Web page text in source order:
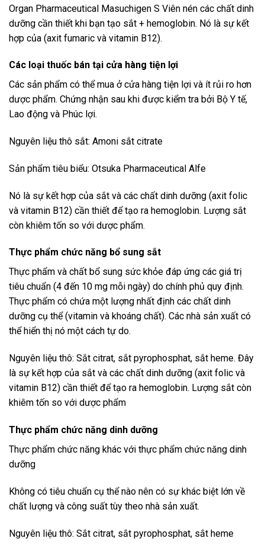
Organ Pharmaceutical Masuchigen S Viên nén các chất dinh
dưỡng cần thiết khi bạn tạo sắt + hemoglobin. Nó là sự kết
hợp của (axit fumaric và vitamin B12).
Các loại thuốc bán tại cửa hàng tiện lợi
Các sản phẩm có thể mua ở cửa hàng tiện lợi và ít rủi ro hơn
dược phẩm. Chứng nhận sau khi được kiểm tra bởi Bộ Y tế,
Lao động và Phúc lợi.
Nguyên liệu thô sắt: Amoni sắt citrate
Sản phẩm tiêu biểu: Otsuka Pharmaceutical Alfe
Nó là sự kết hợp của sắt và các chất dinh dưỡng (axit folic
và vitamin B12) cần thiết để tạo ra hemoglobin. Lượng sắt
còn khiêm tốn so với dược phẩm.
Thực phẩm chức năng bổ sung sắt
Thực phẩm và chất bổ sung sức khỏe đáp ứng các giá trị
tiêu chuẩn (4 đến 10 mg mỗi ngày) do chính phủ quy định.
Thực phẩm có chứa một lượng nhất định các chất dinh
dưỡng cụ thể (vitamin và khoáng chất). Các nhà sản xuất có
thể hiển thị nó một cách tự do.
Nguyên liệu thô: Sắt citrat, sắt pyrophosphat, sắt heme. Đây
là sự kết hợp của sắt và các chất dinh dưỡng (axit folic và
vitamin B12) cần thiết để tạo ra hemoglobin. Lượng sắt còn
khiêm tốn so với dược phẩm
Thực phẩm chức năng dinh dưỡng
Thực phẩm chức năng khác với thực phẩm chức năng dinh
dưỡng
Không có tiêu chuẩn cụ thể nào nên có sự khác biệt lớn về
chất lượng và công suất tùy theo nhà sản xuất.
Nguyên liệu thô: Sắt citrat, sắt pyrophosphat, sắt heme